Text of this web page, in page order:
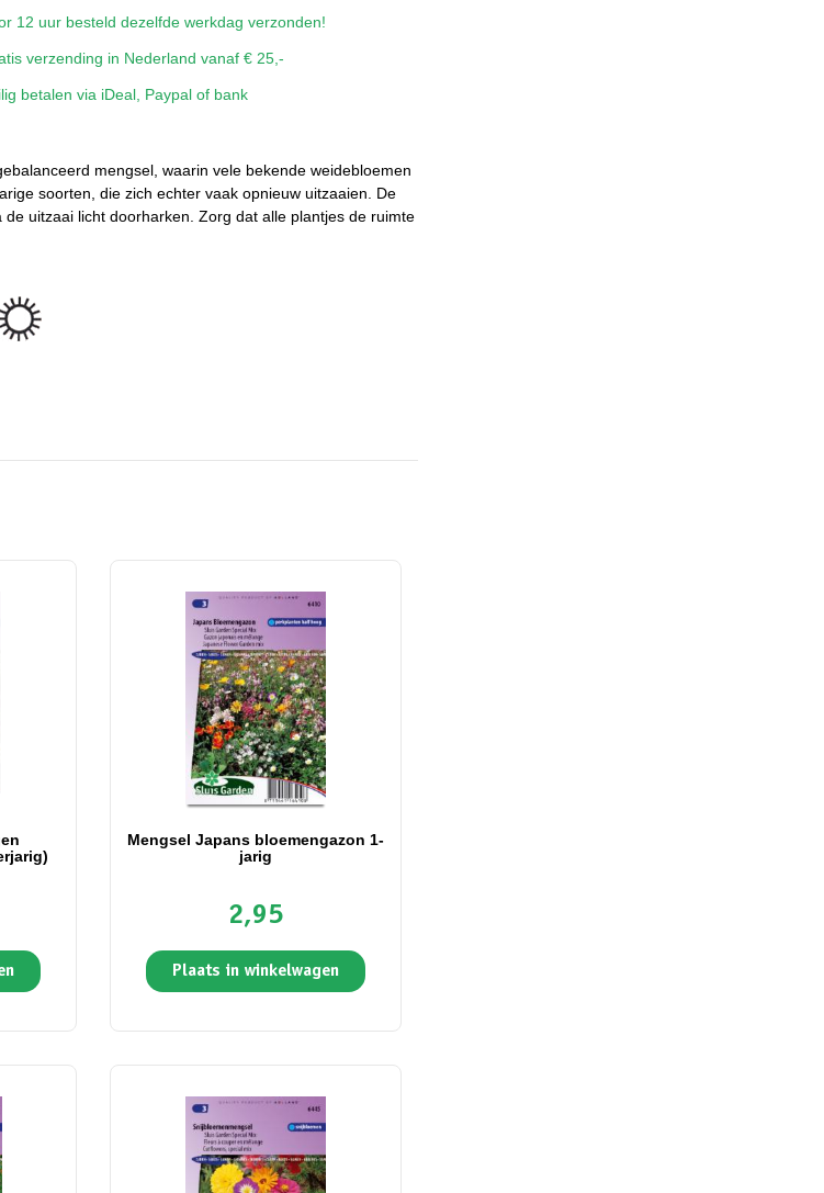
12 uur besteld dezelfde werkdag verzonden!
verzending in Nederland vanaf € 25,-
betalen via iDeal, Paypal of bank
mengsel, waarin vele bekende weidebloemen
soorten, die zich echter vaak opnieuw uitzaaien. De
uitzaai licht doorharken. Zorg dat alle plantjes de ruimte
Mengsel Japans bloemengazon 1-
jarig
2,95
Plaats in winkelwagen